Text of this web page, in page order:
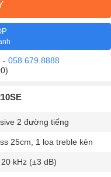
- 058.679.8888
2 đường tiếng
25cm, 1 loa treble kèn
kHz (±3 dB)